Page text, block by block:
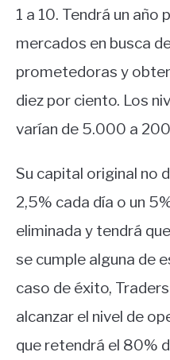
1 a 10. Tendrá un año
mercados en busca
prometedoras y
diez por ciento. Los
varían de 5.000 a
Su capital original no
2,5% cada día o un
eliminada y tendrá
se cumple alguna de
caso de éxito,
alcanzar el nivel de
que retendrá el 80%